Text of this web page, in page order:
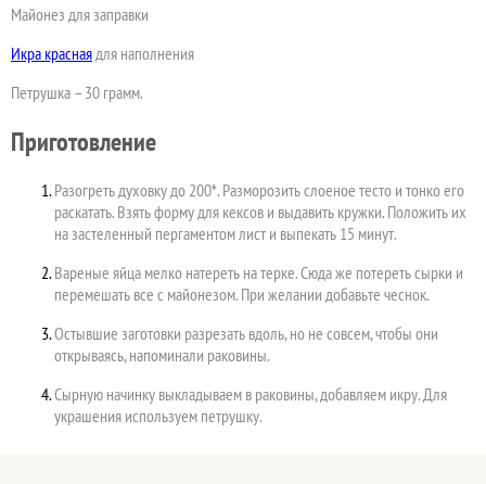
Майонез для заправки
Икра красная для наполнения
Петрушка – 30 грамм.
Приготовление
Разогреть духовку до 200*. Разморозить слоеное тесто и тонко его
раскатать. Взять форму для кексов и выдавить кружки. Положить их
на застеленный пергаментом лист и выпекать 15 минут.
Вареные яйца мелко натереть на терке. Сюда же потереть сырки и
перемешать все с майонезом. При желании добавьте чеснок.
Остывшие заготовки разрезать вдоль, но не совсем, чтобы они
открываясь, напоминали раковины.
Сырную начинку выкладываем в раковины, добавляем икру. Для
украшения используем петрушку.